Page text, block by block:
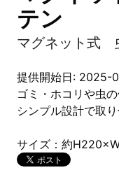
テン
マグネット式
提供開始日: 2025-
ゴミ・ホコリや虫
シンプル設計で取り
サイズ：約